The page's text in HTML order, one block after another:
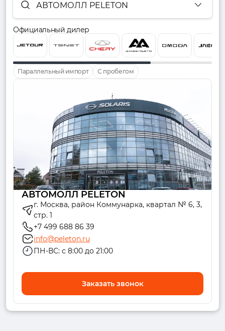
АВТОМОЛЛ PELETON
Официальный дилер
Параллельный импорт С пробегом
АВТОМОЛЛ PELETON
г. Москва, район Коммунарка, квартал № 6, 3,
стр. 1
+7 499 688 86 39
info@peleton.ru
ПН-ВС: с 8:00 до 21:00
Заказать звонок